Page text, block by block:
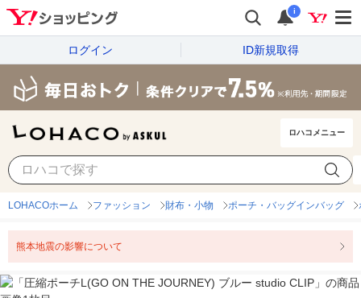
i
ログイン ID新規取得
ロハコメニュー
LOHACOホーム ファッション 財布・小物 ポーチ・バッグインバッグ
熊本地震の影響について